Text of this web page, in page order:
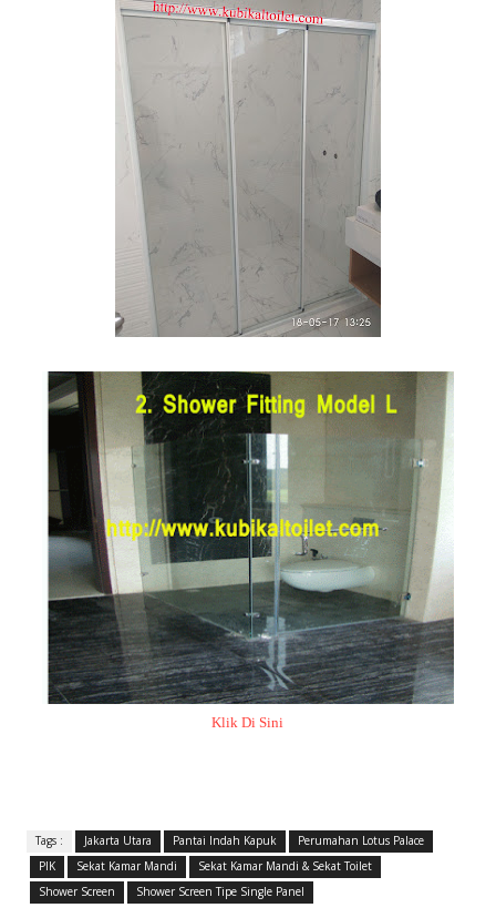
Klik Di Sini
Tags : Jakarta Utara Pantai Indah Kapuk
Perumahan Lotus Palace
PIK
Sekat Kamar Mandi
Sekat Kamar Mandi & Sekat Toilet
Shower Screen
Shower Screen Tipe Single Panel